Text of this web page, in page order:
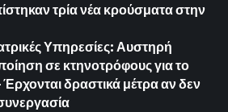
τρία νέα κρούσματα στην
Υπηρεσίες: Αυστηρή
σε κτηνοτρόφους για το
Έρχονται δραστικά μέτρα αν δεν